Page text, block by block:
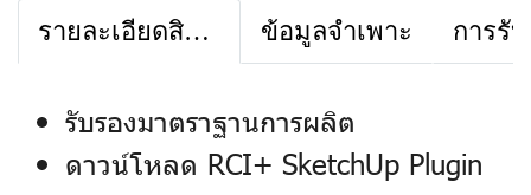
รายละเอียดสินค้า ข้อมูลจำเพาะ การรั
รับรองมาตราฐานการผลิต
ดาวน์โหลด RCI+ SketchUp Plugin